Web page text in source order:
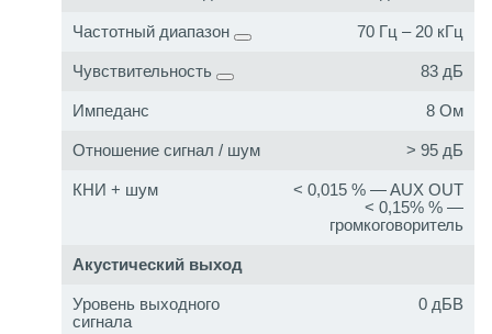
Частотный диапазон 70 Гц – 20 кГц
Чувствительность 83 дБ
Импеданс 8 Ом
Отношение сигнал / шум > 95 дБ
КНИ + шум
< 0,015 % — AUX OUT
< 0,15% % —
громкоговоритель
Акустический выход
Уровень выходного
сигнала
0 дБВ